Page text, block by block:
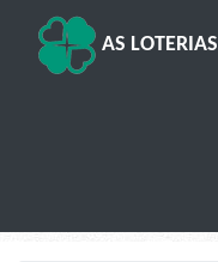
AS LOTERIAS